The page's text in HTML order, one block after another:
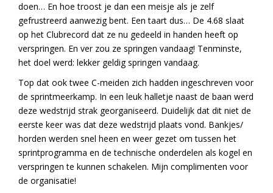
doen… En hoe troost je dan een meisje als je zelf
gefrustreerd aanwezig bent. Een taart dus… De 4.68 slaat
op het Clubrecord dat ze nu gedeeld in handen heeft op
verspringen. En ver zou ze springen vandaag! Tenminste,
het doel werd: lekker geldig springen vandaag.
Top dat ook twee C-meiden zich hadden ingeschreven voor
de sprintmeerkamp. In een leuk halletje naast de baan werd
deze wedstrijd strak georganiseerd. Duidelijk dat dit niet de
eerste keer was dat deze wedstrijd plaats vond. Bankjes/
horden werden snel heen en weer gezet om tussen het
sprintprogramma en de technische onderdelen als kogel en
verspringen te kunnen schakelen. Mijn complimenten voor
de organisatie!